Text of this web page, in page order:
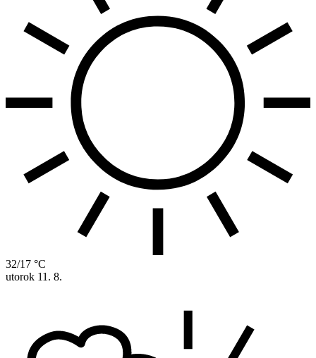
32/17 °C
utorok 11. 8.